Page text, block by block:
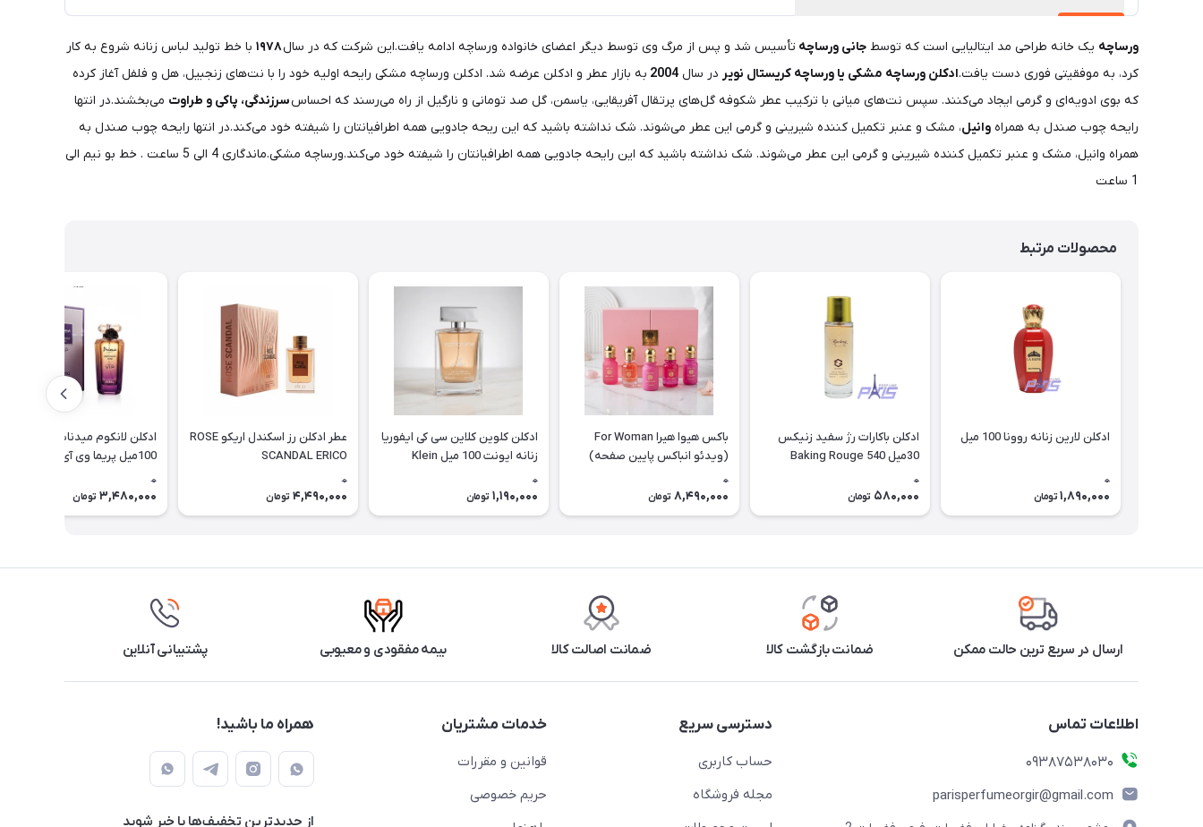
ورساچه یک خانه طراحی مد ایتالیایی است که توسط جانی ورساچه تأسیس شد و پس از مرگ وی توسط دیگر اعضای خانواده ورساچه ادامه یافت.این شرکت که در سال
با خط تولید لباس زنانه شروع به کار
کرد، به موفقیتی فوری دست یافت.ادکلن ورساچه مشکی یا ورساچه کریستال نویر در سال 2004 به بازار عطر و ادکلن عرضه شد. ادکلن ورساچه مشکی رایحه اولیه خود را با نت‌های زنجبیل، هل و فلفل آغاز کرده
که بوی ادویه‌ای و گرمی ایجاد می‌کنند. سپس نت‌های میانی با ترکیب عطر شکوفه گل‌های پرتقال آفریقایی، یاسمن، گل صد تومانی و نارگیل از راه می‌رسند که احساسسرزندگی، پاکی و طراوت می‌بخشند.در انتها
رایحه چوب صندل به همراه وانیل، مشک و عنبر تکمیل کننده شیرینی و گرمی این عطر می‌شوند. شک نداشته باشید که این ریحه جادویی همه اطرافیانتان را شیفته خود می‌کند.در انتها رایحه چوب صندل به
همراه وانیل، مشک و عنبر تکمیل کننده شیرینی و گرمی این عطر می‌شوند. شک نداشته باشید که این رایحه جادویی همه اطرافیانتان را شیفته خود می‌کند.ورساچه مشکی.ماندگاری 4 الی 5 ساعت . خط بو نیم الی
1 ساعت
محصولات مرتبط
ادکلن لارین زنانه روونا 100 میل
0
1,890,000 تومان
ادکلن باکارات رژ سفید زنیکس
30میل Baking Rouge 540
0
580,000 تومان
باکس هیوا هیرا For Woman
(ویدئو انباکس پایین صفحه)
0
8,490,000 تومان
ادکلن کلوين کلاين سی کی ایفوریا
زنانه ایونت 100 میل Klein
0
1,190,000 تومان
عطر ادکلن رز اسکندل اریکو ROSE
SCANDAL ERICO
0
4,490,000 تومان
ادکلن لانکوم میدنایت رز زنانه
100میل پریما وی آی پی
(vip
0
3,480,000 تومان
ارسال در سریع ترین حالت ممکن ضمانت بازگشت کالا ضمانت اصالت کالا بیمه مفقودی و معیوبی پشتیبانی آنلاین
اطلاعات تماس
09387538030
parisperfumeorgir@gmail.com
دسترسی سریع
حساب کاربری
مجله فروشگاه
خدمات مشتریان
قوانین و مقررات
حریم خصوصی
همراه ما باشید!
از جدید‌ترین تخفیف‌ها با‌ خبر شوید